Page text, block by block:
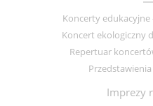
Koncerty
Koncert ekologiczny
Repertuar
Imprezy